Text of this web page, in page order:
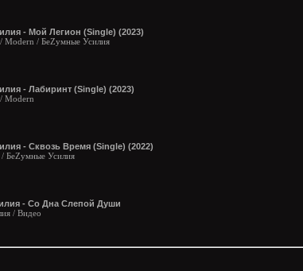
- Мой Легион (Single) (2023)
Modern / БеZумные Усилия
- Лабиринт (Single) (2023)
Modern
- Сквозь Время (Single) (2022)
БеZумные Усилия
- Со Дна Слепой Души
/ Видео